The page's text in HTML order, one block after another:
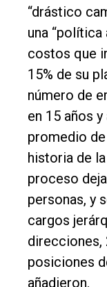
“drástico
una
costos que
15% de su
número de
en 15 años
promedio
historia de
proceso
personas, y
cargos
direcciones,
posiciones
añadieron.